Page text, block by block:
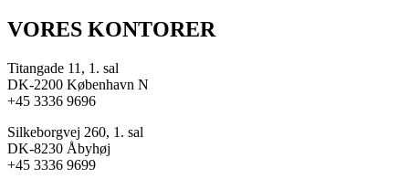
VORES KONTORER
Titangade 11, 1. sal
DK-2200 København N
+45 3336 9696
Silkeborgvej 260, 1. sal
DK-8230 Åbyhøj
+45 3336 9699